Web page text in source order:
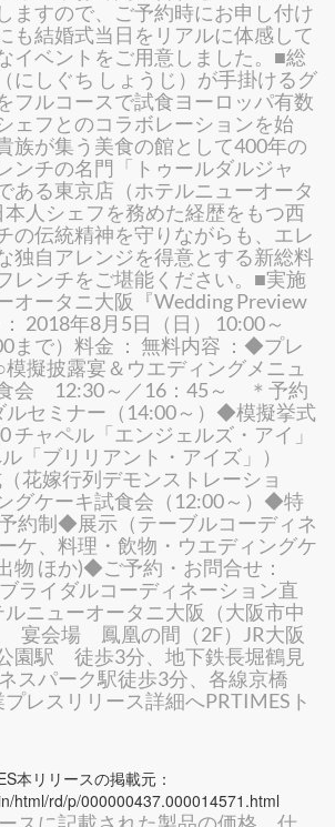
ますので、ご予約時にお申し付け
も結婚式当日をリアルに体感して
イベントをご用意しました。■総
にしぐち しょうじ）が手掛けるグ
フルコースで試食ヨーロッパ有数
ェフとのコラボレーションを始
族が集う美食の館として400年の
ンチの名門「トゥールダルジャ
ある東京店（ホテルニューオータ
人シェフを務めた経歴をもつ西
の伝統精神を守りながらも、エレ
独自アレンジを得意とする新総料
レンチをご堪能ください。■実施
オータニ大阪『Wedding Preview
2018年8月5日（日） 10:00～
まで）料金 ： 無料内容 ：◆プレ
擬披露宴＆ウエディングメニュ
会 12:30～／16：45～ ＊予約
ルセミナー（14:00～）◆模擬挙式
チャペル「エンジェルズ・アイ」
「ブリリアント・アイズ」）
花嫁行列デモンストレーショ
グケーキ試食会（12:00～）◆特
約制◆展示（テーブルコーディネ
ケ、料理・飲物・ウエディングケ
物 ほか)◆ご予約・お問合せ：
ライダルコーディネーション直
ニューオータニ大阪（大阪市中
宴会場 鳳凰の間（2F）JR大阪
園駅 徒歩3分、地下鉄長堀鶴見
スパーク駅徒歩3分、各線京橋
レスリリース詳細へPRTIMESト
本リリースの掲載元：
html/rd/p/000000437.000014571.html